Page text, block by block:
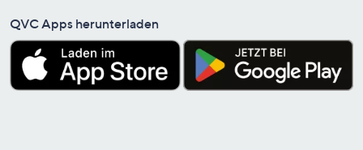
QVC Apps herunterladen